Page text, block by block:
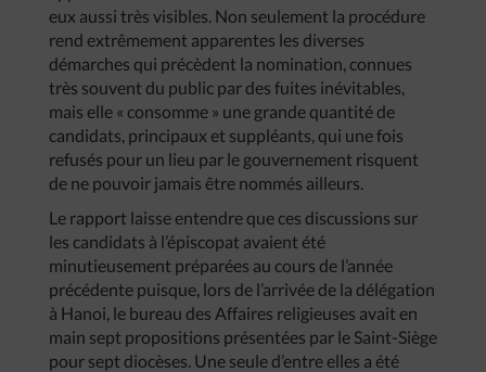
eux aussi très visibles. Non seulement la procédure
rend extrêmement apparentes les diverses
démarches qui précèdent la nomination, connues
très souvent du public par des fuites inévitables,
mais elle « consomme » une grande quantité de
candidats, principaux et suppléants, qui une fois
refusés pour un lieu par le gouvernement risquent
de ne pouvoir jamais être nommés ailleurs.
Le rapport laisse entendre que ces discussions sur
les candidats à l’épiscopat avaient été
minutieusement préparées au cours de l’année
précédente puisque, lors de l’arrivée de la délégation
à Hanoi, le bureau des Affaires religieuses avait en
main sept propositions présentées par le Saint-Siège
pour sept diocèses. Une seule d’entre elles a été